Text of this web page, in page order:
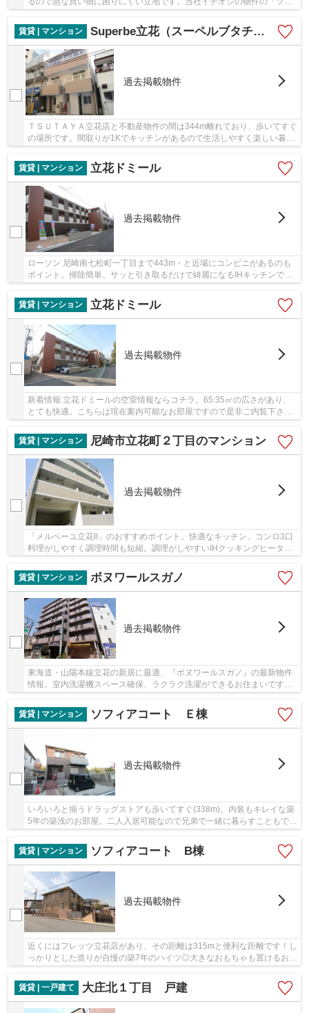
賃貸 | マンション
Superbe立花（スーペルブタチバナ）
過去掲載物件
ＴＳＵＴＡＹＡ立花店と不動産物件の間は344m離れており、歩いてすぐ
の場所です。間取りが1Kでキッチンがあるので生活しやすく楽しい暮ら
賃貸 | マンション
立花ドミール
過去掲載物件
ローソン 尼崎南七松町一丁目まで443m・と近場にコンビニがあるのも
ポイント。掃除簡単、サッと引き取るだけで綺麗になるIHキッチンで
す。広さも65.35㎡ありゆったりとした空間があり...
賃貸 | マンション
立花ドミール
過去掲載物件
新着情報:立花ドミールの空室情報ならコチラ。65.35㎡の広さがあり、
とても快適。こちらは現在案内可能なお部屋ですので是非ご内覧下さ
い。セキュリティ設備がしっかりしているマンシ...
賃貸 | マンション
尼崎市立花町２丁目のマンション
過去掲載物件
「メルベーユ立花II」のおすすめポイント。快適なキッチン、コンロ3口
料理がしやすく調理時間も短縮。調理がしやすいIHクッキングヒーター
賃貸 | マンション
ボヌワールスガノ
過去掲載物件
東海道・山陽本線立花の新居に最適、『ボヌワールスガノ』の最新物件
情報。室内洗濯機スペース確保、ラクラク洗濯ができるお住まいです。
賃貸 | マンション
ソフィアコート Ｅ棟
過去掲載物件
いろいろと揃うドラッグストアも歩いてすぐ(338m)。内装もキレイな築
5年の築浅のお部屋。二人入居可能なので兄弟で一緒に暮らすこともでき
賃貸 | マンション
ソフィアコート B棟
過去掲載物件
近くにはフレッツ立花店があり、その距離は315mと便利な距離です！し
っかりとした造りが自慢の築7年のハイツ◎大きなおもちゃも置けるお子
賃貸 | 一戸建て
大庄北１丁目 戸建